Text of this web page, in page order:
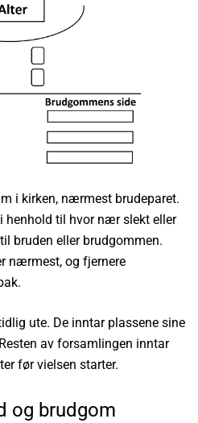
i kirken, nærmest brudeparet.
henhold til hvor nær slekt eller
bruden eller brudgommen.
nærmest, og fjernere
ute. De inntar plassene sine
av forsamlingen inntar
før vielsen starter.
og brudgom